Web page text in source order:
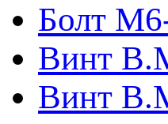
Болт
Винт
Винт